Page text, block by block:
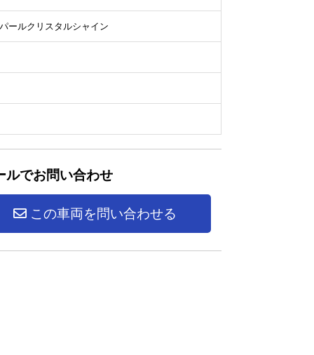
ールクリスタルシャイン
ルでお問い合わせ
この車両を問い合わせる